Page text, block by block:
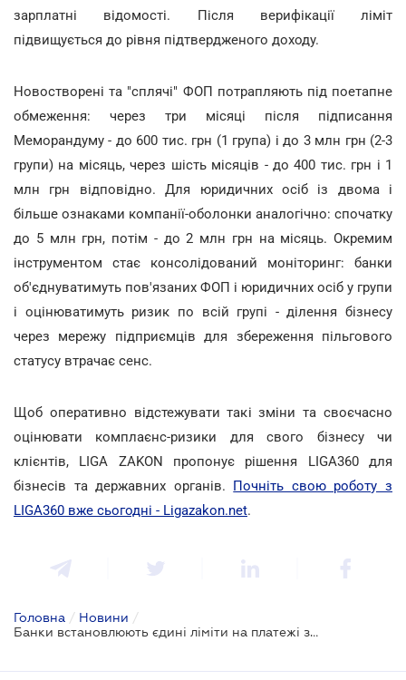
зарплатні відомості. Після верифікації ліміт
підвищується до рівня підтвердженого доходу.
Новостворені та "сплячі" ФОП потрапляють під поетапне
обмеження: через три місяці після підписання
Меморандуму - до 600 тис. грн (1 група) і до 3 млн грн (2-3
групи) на місяць, через шість місяців - до 400 тис. грн і 1
млн грн відповідно. Для юридичних осіб із двома і
більше ознаками компанії-оболонки аналогічно: спочатку
до 5 млн грн, потім - до 2 млн грн на місяць. Окремим
інструментом стає консолідований моніторинг: банки
об'єднуватимуть пов'язаних ФОП і юридичних осіб у групи
і оцінюватимуть ризик по всій групі - ділення бізнесу
через мережу підприємців для збереження пільгового
статусу втрачає сенс.
Щоб оперативно відстежувати такі зміни та своєчасно
оцінювати комплаєнс-ризики для свого бізнесу чи
клієнтів, LIGA ZAKON пропонує рішення LIGA360 для
бізнесів та державних органів. Почніть свою роботу з
LIGA360 вже сьогодні - Ligazakon.net.
Головна / Новини /
Банки встановлюють єдині ліміти на платежі залежно від ризик-профілю клієнта